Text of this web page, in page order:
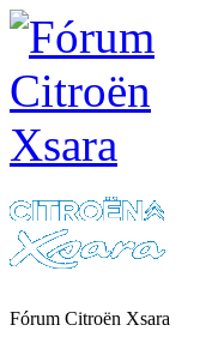
Fórum Citroën Xsara